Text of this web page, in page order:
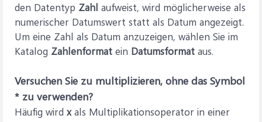
den Datentyp Zahl aufweist, wird möglicherweise als
numerischer Datumswert statt als Datum angezeigt.
Um eine Zahl als Datum anzuzeigen, wählen Sie im
Katalog Zahlenformat ein Datumsformat aus.
Versuchen Sie zu multiplizieren, ohne das Symbol
* zu verwenden?
Häufig wird xals Multiplikationsoperator in einer